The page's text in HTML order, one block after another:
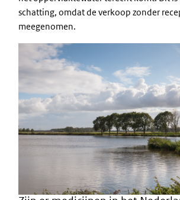
schatting, omdat de verkoop zonder
meegenomen.